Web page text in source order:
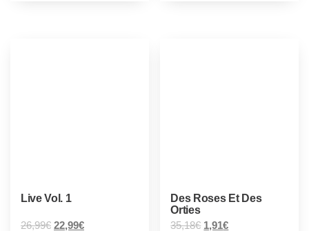
Live Vol. 1
26,99€ 22,99€
Des Roses Et Des
Orties
35,18€ 1,91€